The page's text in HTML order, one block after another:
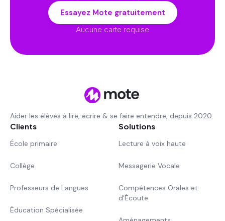
Essayez Mote gratuitement
Aucune carte requise
Aider les élèves à lire, écrire & se faire entendre, depuis 2020.
Clients
École primaire
Collège
Professeurs de Langues
Éducation Spécialisée
Solutions
Lecture à voix haute
Messagerie Vocale
Compétences Orales et
d'Écoute